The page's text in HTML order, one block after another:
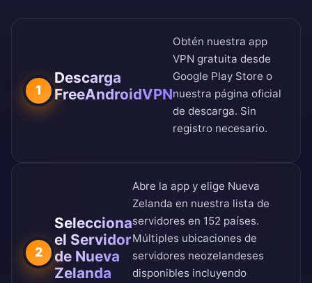
1
Descarga
FreeAndroidVPN
Obtén nuestra app
VPN gratuita desde
Google Play Store o
nuestra página oficial
de descarga. Sin
registro necesario.
2
Selecciona
el Servidor
de Nueva
Zelanda
Abre la app y elige Nueva
Zelanda en nuestra lista de
servidores en 152 países.
Múltiples ubicaciones de
servidores neozelandeses
disponibles incluyendo